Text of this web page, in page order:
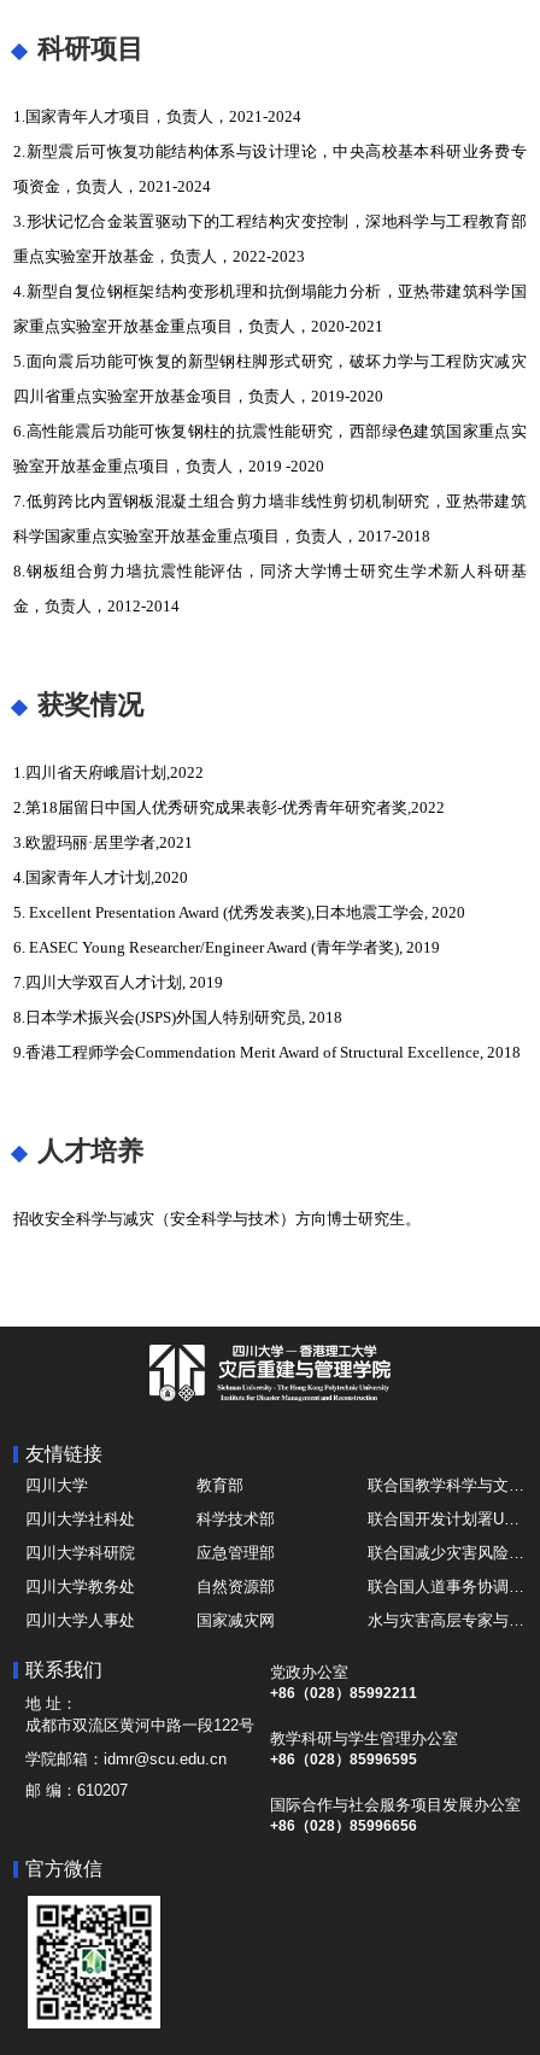
科研项目
1.国家青年人才项目，负责人，2021-2024
2.新型震后可恢复功能结构体系与设计理论，中央高校基本科研业务费专
项资金，负责人，2021-2024
3.形状记忆合金装置驱动下的工程结构灾变控制，深地科学与工程教育部
重点实验室开放基金，负责人，2022-2023
4.新型自复位钢框架结构变形机理和抗倒塌能力分析，亚热带建筑科学国
家重点实验室开放基金重点项目，负责人，2020-2021
5.面向震后功能可恢复的新型钢柱脚形式研究，破坏力学与工程防灾减灾
四川省重点实验室开放基金项目，负责人，2019-2020
6.高性能震后功能可恢复钢柱的抗震性能研究，西部绿色建筑国家重点实
验室开放基金重点项目，负责人，2019 -2020
7.低剪跨比内置钢板混凝土组合剪力墙非线性剪切机制研究，亚热带建筑
科学国家重点实验室开放基金重点项目，负责人，2017-2018
8.钢板组合剪力墙抗震性能评估，同济大学博士研究生学术新人科研基
金，负责人，2012-2014
获奖情况
1.四川省天府峨眉计划,2022
2.第18届留日中国人优秀研究成果表彰-优秀青年研究者奖,2022
3.欧盟玛丽·居里学者,2021
4.国家青年人才计划,2020
5. Excellent Presentation Award (优秀发表奖),日本地震工学会, 2020
6. EASEC Young Researcher/Engineer Award (青年学者奖), 2019
7.四川大学双百人才计划, 2019
8.日本学术振兴会(JSPS)外国人特别研究员, 2018
9.香港工程师学会Commendation Merit Award of Structural Excellence, 2018
人才培养
招收安全科学与减灾（安全科学与技术）方向博士研究生。
友情链接
四川大学 教育部
联合国教学科学与文化组织UNESCO
四川大学社科处
科学技术部
联合国开发计划署UNDP
四川大学科研院
应急管理部
联合国减少灾害风险办公室UNDRR
四川大学教务处
自然资源部
联合国人道事务协调厅OCHA
四川大学人事处
国家减灾网
水与灾害高层专家与领导组 HELP
地震与火山研究室
联系我们
地 址：
成都市双流区黄河中路一段122号
学院邮箱：idmr@scu.edu.cn
邮 编：610207
党政办公室
+86（028）85992211
教学科研与学生管理办公室
+86（028）85996595
国际合作与社会服务项目发展办公室
+86（028）85996656
官方微信